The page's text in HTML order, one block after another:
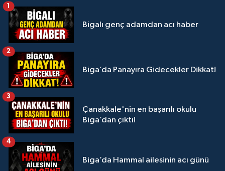
Bigalı genç adamdan acı haber
1
Biga’da Panayıra Gidecekler Dikkat!
2
Çanakkale'nin en başarılı okulu
Biga’dan çıktı!
3
Biga’da Hammal ailesinin acı günü
4